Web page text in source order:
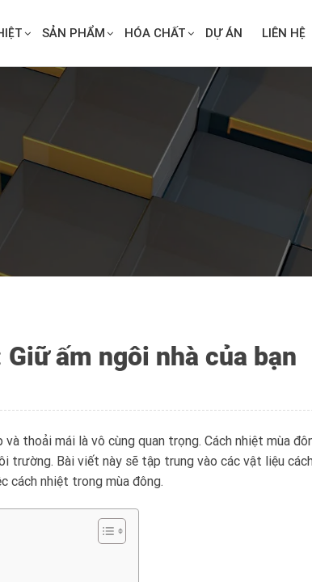
SẢN PHẨM HÓA CHẤT DỰ ÁN LIÊN HỆ
ấm ngôi nhà của bạn
thoải mái là vô cùng quan trọng. Cách nhiệt mùa
Bài viết này sẽ tập trung vào các vật liệu
cách nhiệt trong mùa đông.